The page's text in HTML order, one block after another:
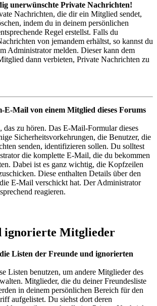
unerwünschte Private Nachrichten!
Nachrichten, die dir ein Mitglied sendet,
indem du in deinem persönlichen
Regel erstellst. Falls du
von jemandem erhältst, so kannst du
Administrator melden. Dieser kann dem
dann verbieten, Private Nachrichten zu
E-Mail von einem Mitglied dieses Forums
das zu hören. Das E-Mail-Formular dieses
Sicherheitsvorkehrungen, die Benutzer, die
senden, identifizieren sollen. Du solltest
die komplette E-Mail, die du bekommen
Dabei ist es ganz wichtig, die Kopfzeilen
Diese enthalten Details über den
E-Mail verschickt hat. Der Administrator
reagieren.
ignorierte Mitglieder
Listen der Freunde und ignorierten
Listen benutzen, um andere Mitglieder des
Mitglieder, die du deiner Freundesliste
in deinem persönlichen Bereich für den
aufgelistet. Du siehst dort deren